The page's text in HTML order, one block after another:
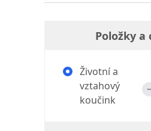
Položky a
Životní a
vztahový
koučink